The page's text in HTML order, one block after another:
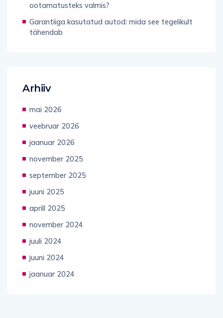
ootamatusteks valmis?
Garantiiga kasutatud autod: mida see tegelikult
tähendab
Arhiiv
mai 2026
veebruar 2026
jaanuar 2026
november 2025
september 2025
juuni 2025
aprill 2025
november 2024
juuli 2024
juuni 2024
jaanuar 2024